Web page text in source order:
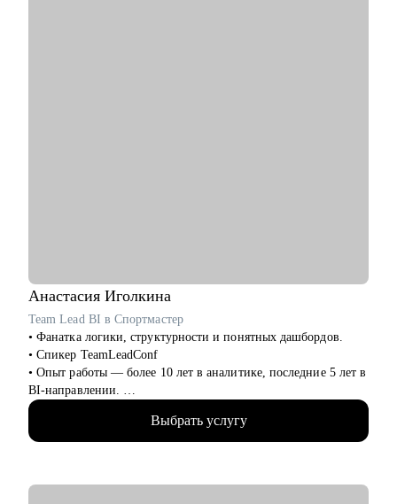
Анастасия Иголкина
Team Lead BI в Спортмастер
• Фанатка логики, структурности и понятных дашбордов.
• Спикер TeamLeadConf
• Опыт работы — более 10 лет в аналитике, последние 5 лет в
BI-направлении.
• 3 года руковожу BI-командой. Прошла путь от бизнес-
аналитика до Team Lead BI за год.
• Мой фокус - построение отчётности, визуализация данных,
Выбрать услугу